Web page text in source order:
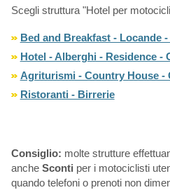
Scegli struttura "Hotel per
Bed and Breakfast - Locande
Hotel - Alberghi - Residence -
Agriturismi - Country House -
Ristoranti - Birrerie
Consiglio: molte strutture
anche Sconti per i motociclisti
quando telefoni o prenoti non